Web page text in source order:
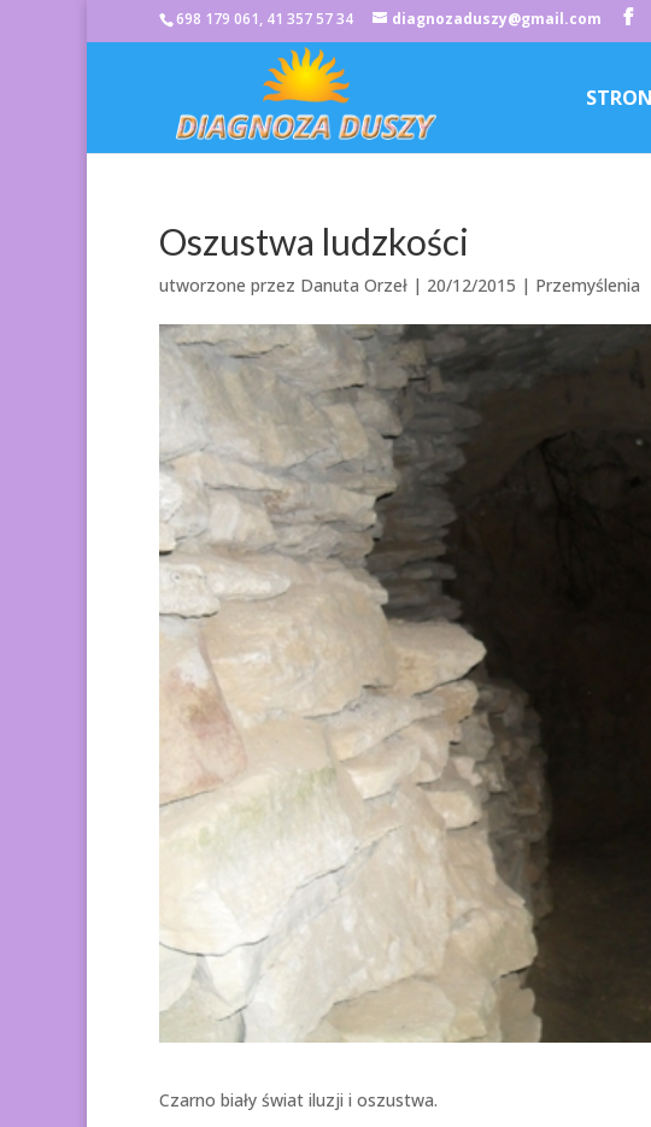
698 179 061, 41 357 57 34 diagnozaduszy@gmail.com
Oszustwa ludzkości
utworzone przez Danuta Orzeł | 20/12/2015 | Przemyślenia
Czarno biały świat iluzji i oszustwa.